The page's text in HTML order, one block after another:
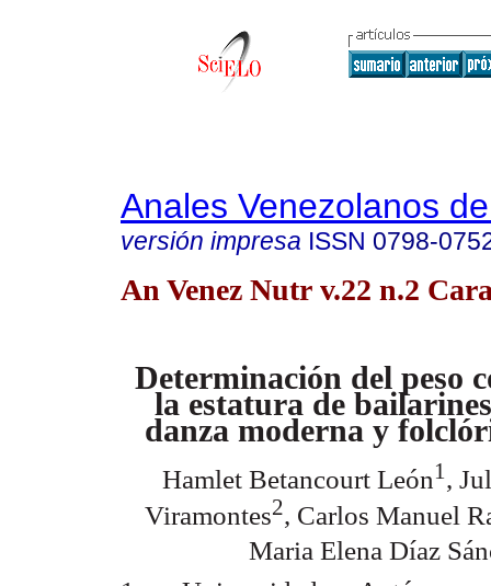
Anales Venezolanos
versión impresa ISSN 0798-
An Venez Nutr v.22 n.2
Determinación del peso
la estatura de bailarines
danza moderna y
Hamlet Betancourt León1 ,
Viramontes2, Carlos Manuel
Maria Elena Díaz